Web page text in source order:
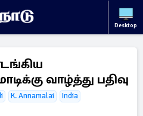
Desktop
வாழ்த்து பதிவு
K. Annamalai
India